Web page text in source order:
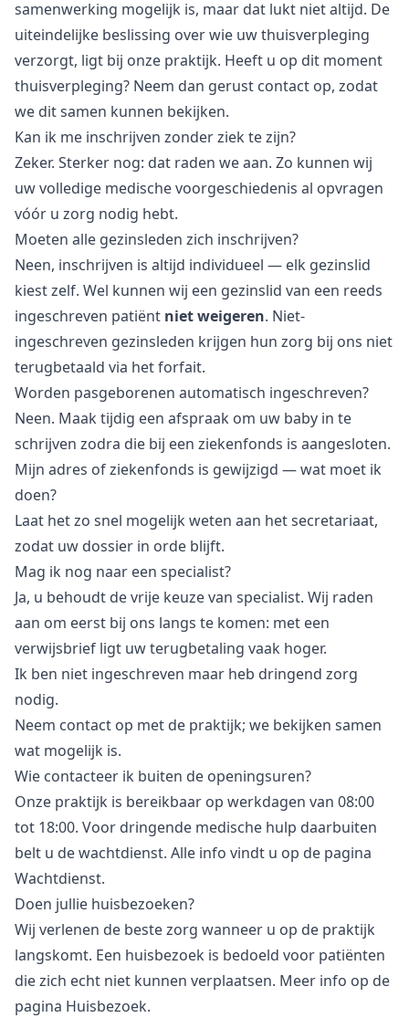
samenwerking mogelijk is, maar dat lukt niet altijd. De
uiteindelijke beslissing over wie uw thuisverpleging
verzorgt, ligt bij onze praktijk. Heeft u op dit moment
thuisverpleging? Neem dan gerust contact op, zodat
we dit samen kunnen bekijken.
Kan ik me inschrijven zonder ziek te zijn?
Zeker. Sterker nog: dat raden we aan. Zo kunnen wij
uw volledige medische voorgeschiedenis al opvragen
vóór u zorg nodig hebt.
Moeten alle gezinsleden zich inschrijven?
Neen, inschrijven is altijd individueel — elk gezinslid
kiest zelf. Wel kunnen wij een gezinslid van een reeds
ingeschreven patiënt niet weigeren. Niet-
ingeschreven gezinsleden krijgen hun zorg bij ons niet
terugbetaald via het forfait.
Worden pasgeborenen automatisch ingeschreven?
Neen. Maak tijdig een afspraak om uw baby in te
schrijven zodra die bij een ziekenfonds is aangesloten.
Mijn adres of ziekenfonds is gewijzigd — wat moet ik
doen?
Laat het zo snel mogelijk weten aan het secretariaat,
zodat uw dossier in orde blijft.
Mag ik nog naar een specialist?
Ja, u behoudt de vrije keuze van specialist. Wij raden
aan om eerst bij ons langs te komen: met een
verwijsbrief ligt uw terugbetaling vaak hoger.
Ik ben niet ingeschreven maar heb dringend zorg
nodig.
Neem contact op met de praktijk; we bekijken samen
wat mogelijk is.
Wie contacteer ik buiten de openingsuren?
Onze praktijk is bereikbaar op werkdagen van 08:00
tot 18:00. Voor dringende medische hulp daarbuiten
belt u de wachtdienst. Alle info vindt u op de pagina
Wachtdienst.
Doen jullie huisbezoeken?
Wij verlenen de beste zorg wanneer u op de praktijk
langskomt. Een huisbezoek is bedoeld voor patiënten
die zich echt niet kunnen verplaatsen. Meer info op de
pagina Huisbezoek.